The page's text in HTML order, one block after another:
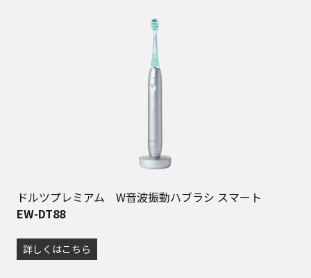
ドルツプレミアム W音波振動ハブラシ スマート
EW-DT88
詳しくはこちら